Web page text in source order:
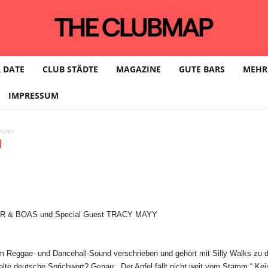
CLUB STÄDTE MAGAZINE GUTE BARS
IMPRESSUM
& BOAS und Special Guest TRACY MAYY
und Dancehall-Sound verschrieben und gehört mit Silly Walks